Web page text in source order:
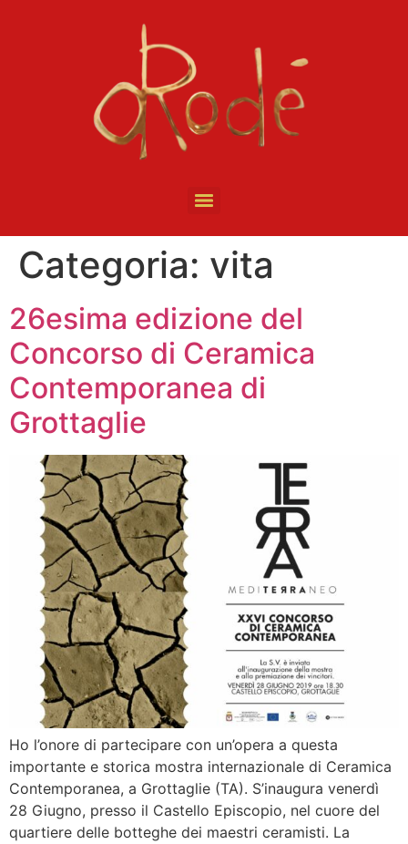
Categoria: vita
26esima edizione del
Concorso di Ceramica
Contemporanea di
Grottaglie
Ho l’onore di partecipare con un’opera a questa
importante e storica mostra internazionale di Ceramica
Contemporanea, a Grottaglie (TA). S’inaugura venerdì
28 Giugno, presso il Castello Episcopio, nel cuore del
quartiere delle botteghe dei maestri ceramisti. La